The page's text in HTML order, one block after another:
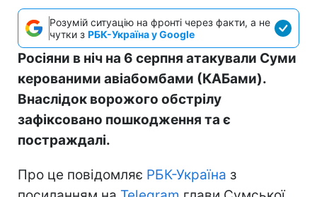
Розумій ситуацію на фронті через факти, а не
чутки з РБК-Україна у Google
Росіяни в ніч на 6 серпня атакували Суми
керованими авіабомбами (КАБами).
Внаслідок ворожого обстрілу
зафіксовано пошкодження та є
постраждалі.
Про це повідомляє РБК-Україна з